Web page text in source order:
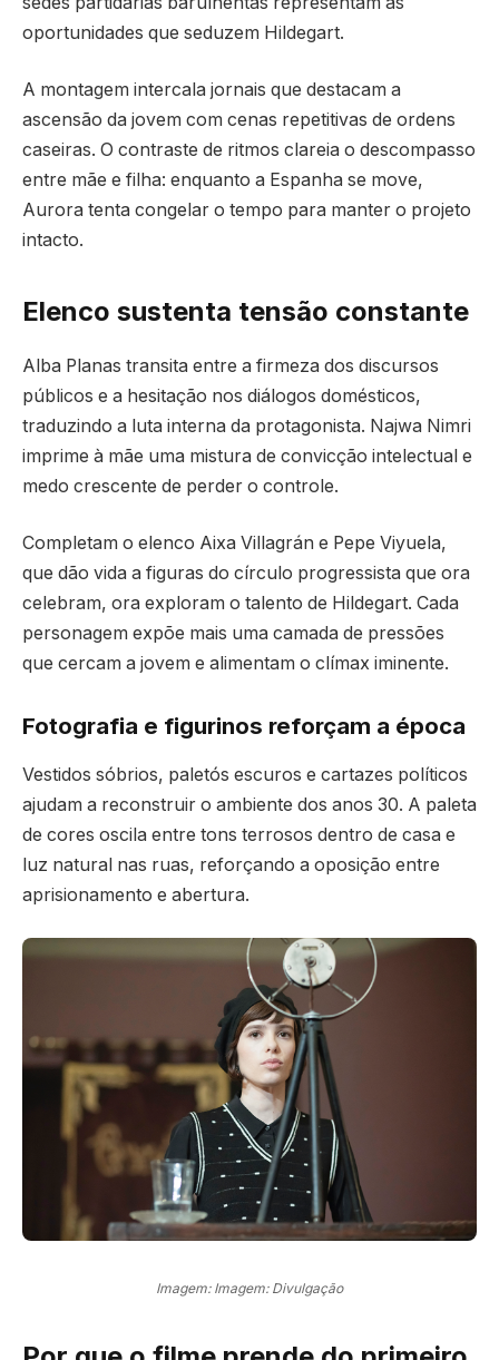
oportunidades que seduzem Hildegart.
A montagem intercala jornais que destacam a
ascensão da jovem com cenas repetitivas de ordens
caseiras. O contraste de ritmos clareia o descompasso
entre mãe e filha: enquanto a Espanha se move,
Aurora tenta congelar o tempo para manter o projeto
intacto.
Elenco sustenta tensão constante
Alba Planas transita entre a firmeza dos discursos
públicos e a hesitação nos diálogos domésticos,
traduzindo a luta interna da protagonista. Najwa Nimri
imprime à mãe uma mistura de convicção intelectual e
medo crescente de perder o controle.
Completam o elenco Aixa Villagrán e Pepe Viyuela,
que dão vida a figuras do círculo progressista que ora
celebram, ora exploram o talento de Hildegart. Cada
personagem expõe mais uma camada de pressões
que cercam a jovem e alimentam o clímax iminente.
Fotografia e figurinos reforçam a época
Vestidos sóbrios, paletós escuros e cartazes políticos
ajudam a reconstruir o ambiente dos anos 30. A paleta
de cores oscila entre tons terrosos dentro de casa e
luz natural nas ruas, reforçando a oposição entre
aprisionamento e abertura.
Imagem: Imagem: Divulgação